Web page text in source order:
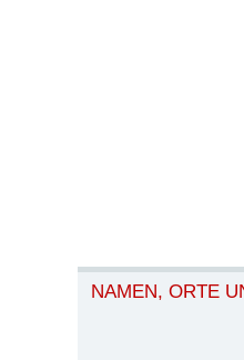
NAMEN, ORTE